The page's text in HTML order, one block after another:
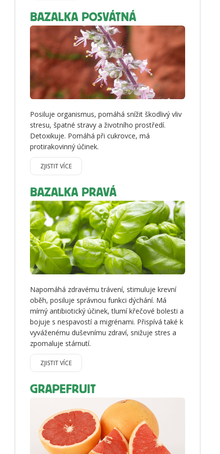
BAZALKA POSVÁTNÁ
Posiluje organismus, pomáhá snížit škodlivý vliv
stresu, špatné stravy a životního prostředí.
Detoxikuje. Pomáhá při cukrovce, má
protirakovinný účinek.
ZJISTIT VÍCE
BAZALKA PRAVÁ
Napomáhá zdravému trávení, stimuluje krevní
oběh, posiluje správnou funkci dýchání. Má
mírný antibiotický účinek, tlumí křečové bolesti a
bojuje s nespavostí a migrénami. Přispívá také k
vyváženému duševnímu zdraví, snižuje stres a
zpomaluje stárnutí.
ZJISTIT VÍCE
GRAPEFRUIT